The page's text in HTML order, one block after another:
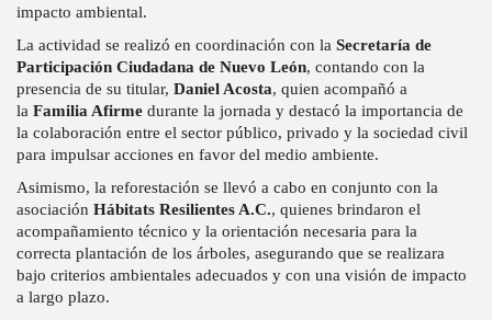
impacto ambiental.
La actividad se realizó en coordinación con la Secretaría de
Participación Ciudadana de Nuevo León, contando con la
presencia de su titular, Daniel Acosta, quien acompañó a
la Familia Afirme durante la jornada y destacó la importancia de
la colaboración entre el sector público, privado y la sociedad civil
para impulsar acciones en favor del medio ambiente.
Asimismo, la reforestación se llevó a cabo en conjunto con la
asociación Hábitats Resilientes A.C., quienes brindaron el
acompañamiento técnico y la orientación necesaria para la
correcta plantación de los árboles, asegurando que se realizara
bajo criterios ambientales adecuados y con una visión de impacto
a largo plazo.